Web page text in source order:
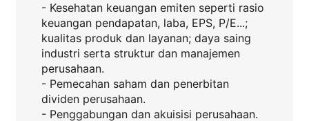
- Kesehatan keuangan emiten seperti rasio
keuangan pendapatan, laba, EPS, P/E...;
kualitas produk dan layanan; daya saing
industri serta struktur dan manajemen
perusahaan.
- Pemecahan saham dan penerbitan
dividen perusahaan.
- Penggabungan dan akuisisi perusahaan.